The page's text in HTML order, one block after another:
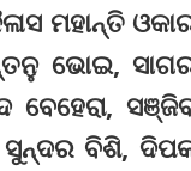
ମହାନ୍ତି
ଭୋଇ,
ସୁନ୍ଦର ବିଶି,